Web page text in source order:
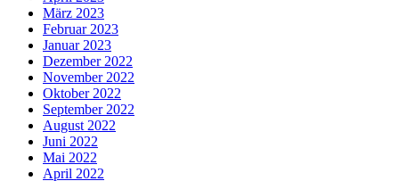
März 2023
Februar 2023
Januar 2023
Dezember 2022
November 2022
Oktober 2022
September 2022
August 2022
Juni 2022
Mai 2022
April 2022